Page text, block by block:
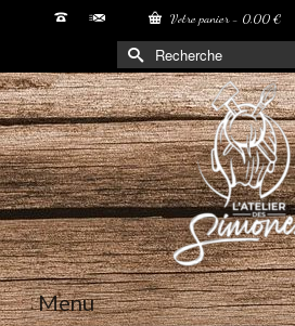
Votre panier- 0,00 €
Rechercher :
Menu